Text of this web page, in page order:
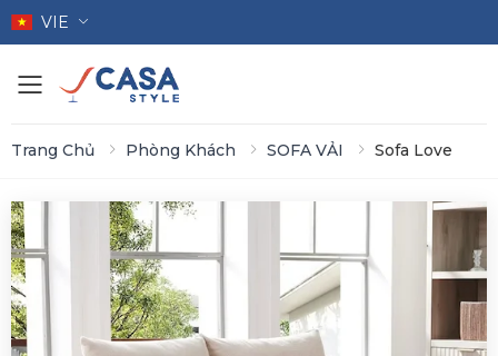
VIE
Toggle mobile menu
Trang Chủ Phòng Khách SOFA VẢI Sofa Love